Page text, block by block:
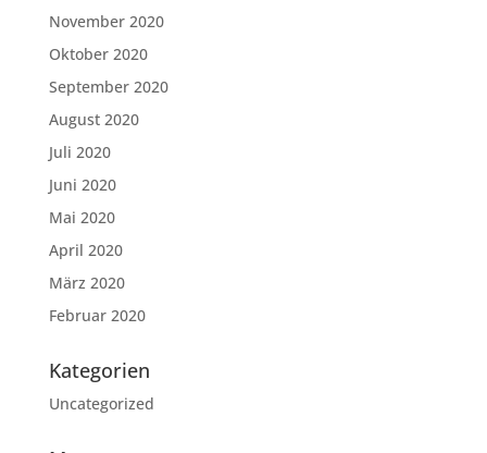
November 2020
Oktober 2020
September 2020
August 2020
Juli 2020
Juni 2020
Mai 2020
April 2020
März 2020
Februar 2020
Kategorien
Uncategorized